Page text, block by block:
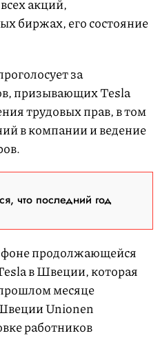
акций,
биржах, его состояние
за
призывающих Tesla
трудовых прав, в том
в компании и ведение
что последний год
фоне продолжающейся
в Швеции, которая
месяце
Unionen
работников